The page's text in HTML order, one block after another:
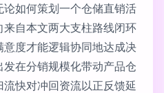
如何策划一个仓储直销活
自本文两大支柱路线闭环
度才能逻辑协同地达成决
在分销规模化带动产品仓
快对冲回资流以正反馈延